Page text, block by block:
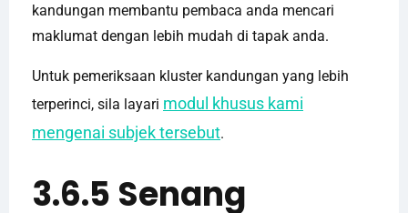
kandungan membantu pembaca anda mencari
maklumat dengan lebih mudah di tapak anda.
Untuk pemeriksaan kluster kandungan yang lebih
terperinci, sila layari modul khusus kami
mengenai subjek tersebut.
3.6.5 Senang